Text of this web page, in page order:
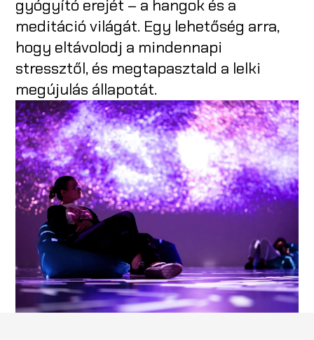
gyógyító erejét – a hangok és a
meditáció világát. Egy lehetőség arra,
hogy eltávolodj a mindennapi
stressztől, és megtapasztald a lelki
megújulás állapotát.